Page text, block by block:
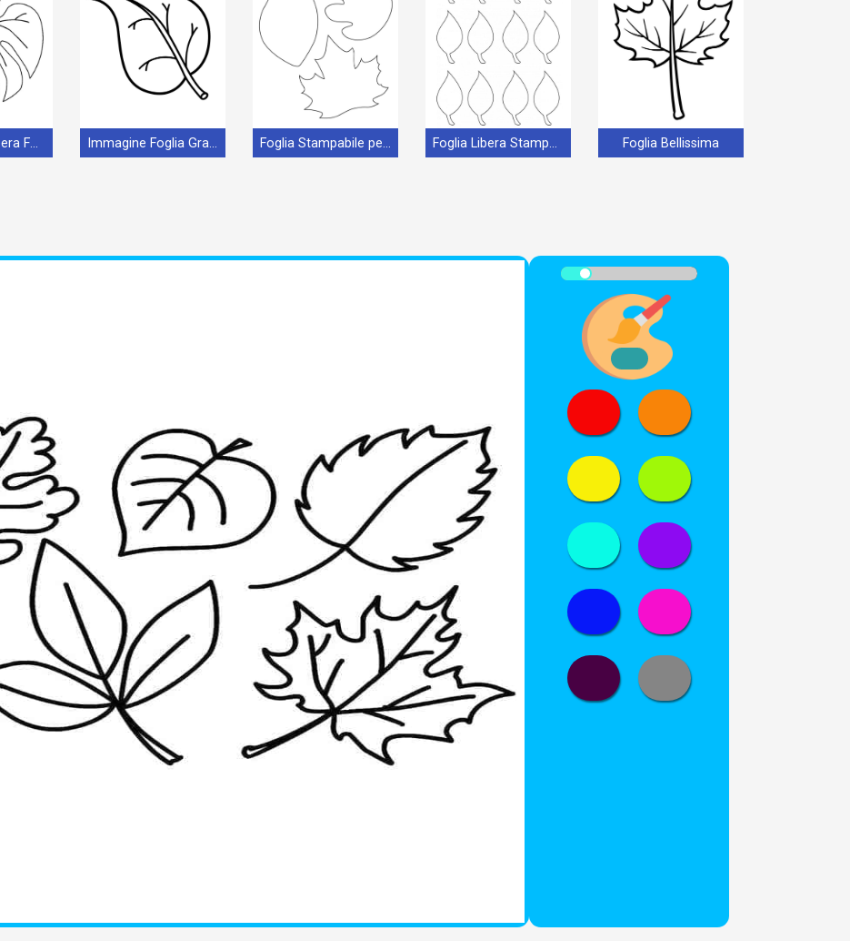
Stampabile Libera Foglia Immagine Foglia Gratuita Foglia Stampabile per Bambini Foglia Libera Stampabile Foglia Bellissima